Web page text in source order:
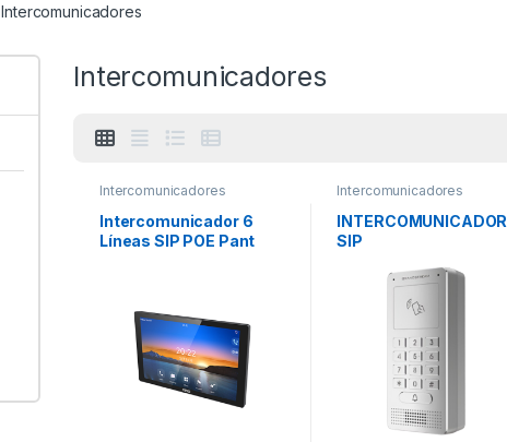
Intercomunicadores
Intercomunicadores
Intercomunicadores
Intercomunicador 6
Líneas SIP POE Pant
Intercomunicadores
INTERCOMUNICADOR
SIP